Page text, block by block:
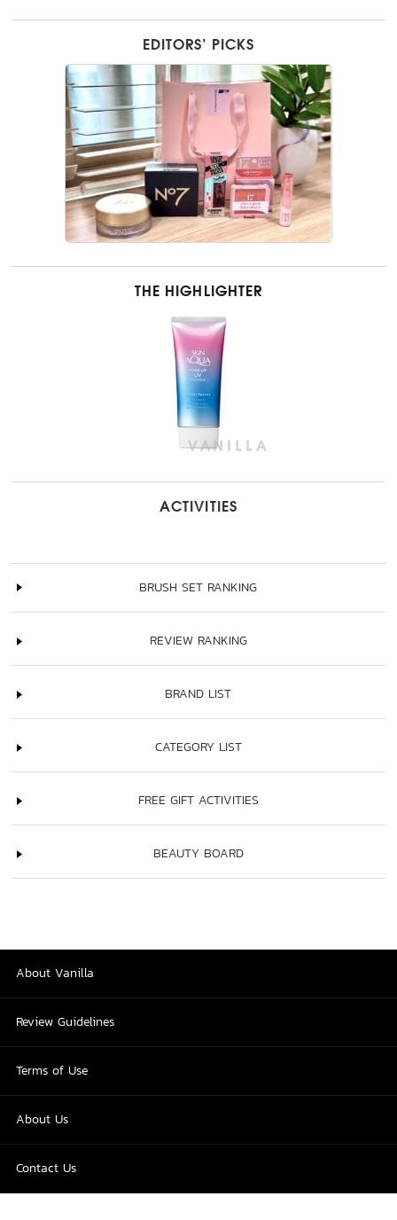
EDITORS’ PICKS
THE HIGHLIGHTER
ACTIVITIES
BRUSH SET RANKING
REVIEW RANKING
BRAND LIST
CATEGORY LIST
FREE GIFT ACTIVITIES
BEAUTY BOARD
About Vanilla
Review Guidelines
Terms of Use
About Us
Contact Us